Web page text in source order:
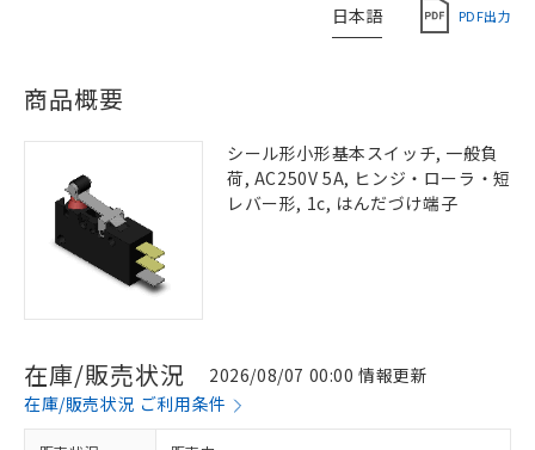
日本語 PDF出力
商品概要
シール形小形基本スイッチ, 一般負
荷, AC250V 5A, ヒンジ・ローラ・短
レバー形, 1c, はんだづけ端子
在庫/販売状況
2026/08/07 00:00 情報更新
在庫/販売状況 ご利用条件